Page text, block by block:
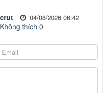
04/08/2026 06:42
Không thích 0